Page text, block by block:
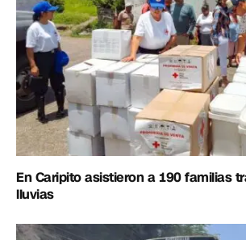
En Caripito asistieron a 190 familias
lluvias